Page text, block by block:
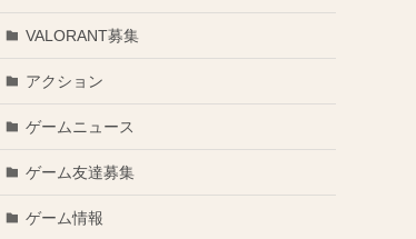
VALORANT募集
アクション
ゲームニュース
ゲーム友達募集
ゲーム情報